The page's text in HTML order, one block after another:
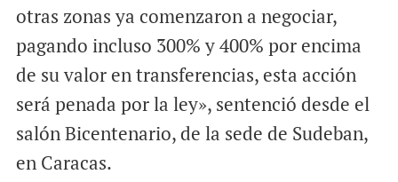
otras zonas ya comenzaron a negociar,
pagando incluso 300% y 400% por encima
de su valor en transferencias, esta acción
será penada por la ley», sentenció desde el
salón Bicentenario, de la sede de Sudeban,
en Caracas.